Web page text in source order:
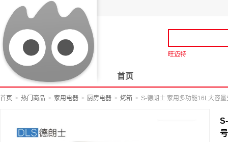
旺迈特
首页
首页 热门商品 家用电器 厨房电器 烤箱 S-德朗士 家用多功能16L大容量
S-